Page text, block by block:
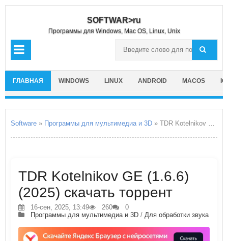
SOFTWAR>ru
Программы для Windows, Mac OS, Linux, Unix
ГЛАВНАЯ WINDOWS LINUX ANDROID MACOS
Software » Программы для мультимедиа и 3D » TDR Kotelnikov GE
TDR Kotelnikov GE (1.6.6)
(2025) скачать торрент
16-сен, 2025, 13:49 260
0
Программы для мультимедиа и 3D / Для обработки звука